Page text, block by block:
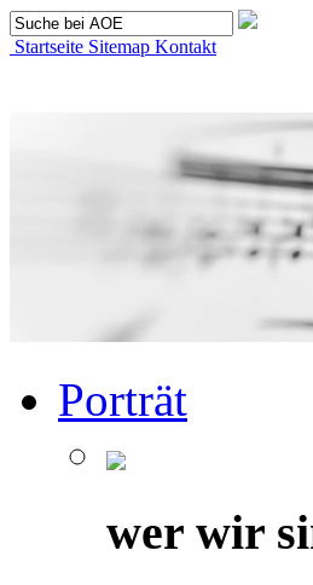
Startseite Sitemap Kontakt
Porträt
wer wir